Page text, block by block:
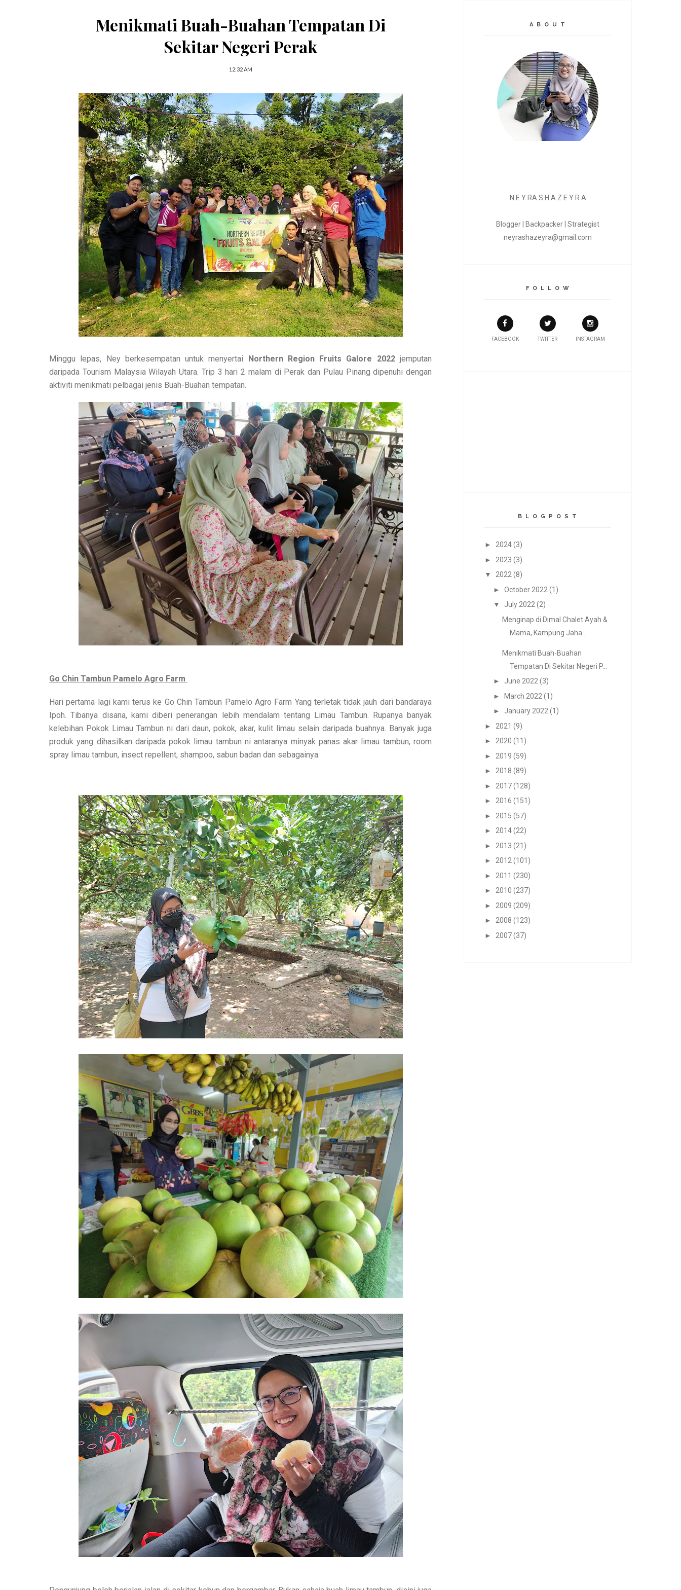
Menikmati Buah-Buahan Tempatan Di
Sekitar Negeri Perak
12:32 AM
Minggu lepas, Ney berkesempatan untuk menyertai Northern Region Fruits Galore 2022jemputan
daripada Tourism Malaysia Wilayah Utara. Trip 3 hari 2 malam di Perak dan Pulau Pinang dipenuhi dengan
aktiviti menikmati pelbagai jenis Buah-Buahan tempatan.
Go Chin Tambun Pamelo Agro Farm
Hari pertama lagi kami terus ke Go Chin Tambun Pamelo Agro Farm Yang terletak tidak jauh dari bandaraya
Ipoh. Tibanya disana, kami diberi penerangan lebih mendalam tentang Limau Tambun. Rupanya banyak
kelebihan Pokok Limau Tambun ni dari daun, pokok, akar, kulit limau selain daripada buahnya. Banyak juga
produk yang dihasilkan daripada pokok limau tambun ni antaranya minyak panas akar limau tambun, room
spray limau tambun, insect repellent, shampoo, sabun badan dan sebagainya.
A B O U T
N E Y RA S H A Z E Y R A
Blogger | Backpacker | Strategist
neyrashazeyra@gmail.com
F O L L O W
FACEBOOK TWITTER INSTAGRAM
B L O G P O S T
► 2024(3)
► 2023 (3)
▼
2022 (8)
► October 2022 (1)
▼
July 2022 (2)
Menginap di Dimal Chalet Ayah &
Mama, Kampung Jaha...
Menikmati Buah-Buahan
Tempatan Di Sekitar Negeri P...
► June 2022 (3)
► March 2022 (1)
► January 2022 (1)
► 2021 (9)
► 2020 (11)
► 2019 (59)
► 2018 (89)
► 2017(128)
► 2016 (151)
► 2015 (57)
► 2014(22)
► 2013 (21)
► 2012 (101)
► 2011 (230)
► 2010 (237)
► 2009 (209)
► 2008 (123)
► 2007(37)